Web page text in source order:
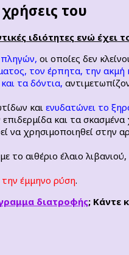
του
ιδιότητες ενώ
οι οποίες δεν
τον έρπητα, την ακμή
τα δόντια,
και ενυδατώνει το
και τα σκασμένα
να χρησιμοποιηθεί στην
το αιθέριο έλαιο
την έμμηνο ρύση.
διατροφής; Κάντε